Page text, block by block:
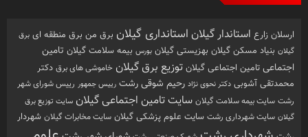
ارسلان زارع استاندار گیلان استانداری گیلان برق من برق منطقه ای برق
گیلان بنیاد مسکن گیلان بهزیستی گیلان بورس بیمه سلامت گیلان تامین
اجتماعی تامین اجتماعی گیلان توزیع برق گیلان خاموشی های برق دکتر
محمدتقی آشوبی دکتر نحوی نژاد رحیم شوقیرشت رییس جمهور رییس شورای شهر
رشت سایت بیمه سلامت گیلان سایت تامین اجتماعی گیلان سایت توزیع برق
گیلان سایت شهرداری رشت سایت علوم پزشکی گیلان سایت مخابرات گیلان شهردار